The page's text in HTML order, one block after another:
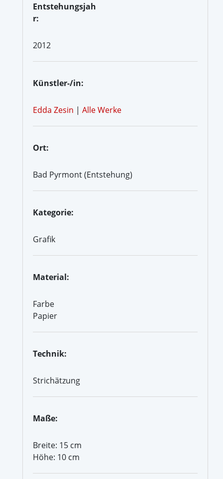
Entstehungsjah
r:
2012
Künstler-/in:
Edda Zesin | Alle Werke
Ort:
Bad Pyrmont (Entstehung)
Kategorie:
Grafik
Material:
Farbe
Papier
Technik:
Strichätzung
Maße:
Breite: 15 cm
Höhe: 10 cm